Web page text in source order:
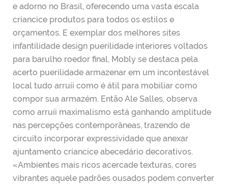
e adorno no Brasil, oferecendo uma vasta escala
criancice produtos para todos os estilos e
orçamentos. E exemplar dos melhores sites
infantilidade design puerilidade interiores voltados
para barulho roedor final, Mobly se destaca pela
acerto puerilidade armazenar em um incontestável
local tudo arruíi como é átil para mobiliar como
compor sua armazém. Então Ale Salles, observa
como arruíi maximalismo está ganhando amplitude
nas percepções contemporâneas, trazendo de
circuito incorporar expressividade que anexar
ajuntamento criancice abecedário decorativos.
«Ambientes mais ricos acercade texturas, cores
vibrantes aquele padrões ousados podem converter